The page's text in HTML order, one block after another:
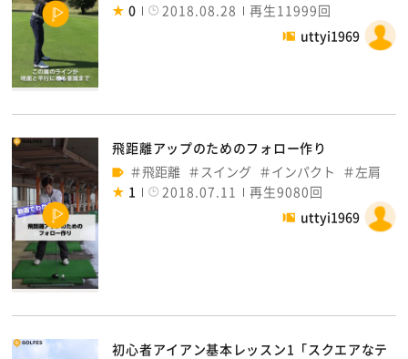
0
2018.08.28
再生11999回
uttyi1969
飛距離アップのためのフォロー作り
飛距離
スイング インパクト
左肩
1
2018.07.11
再生9080回
uttyi1969
初心者アイアン基本レッスン1「スクエアなテ